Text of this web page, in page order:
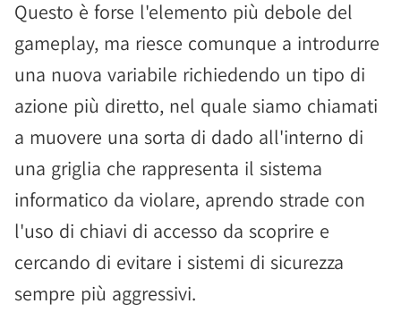
Questo è forse l'elemento più debole del
gameplay, ma riesce comunque a introdurre
una nuova variabile richiedendo un tipo di
azione più diretto, nel quale siamo chiamati
a muovere una sorta di dado all'interno di
una griglia che rappresenta il sistema
informatico da violare, aprendo strade con
l'uso di chiavi di accesso da scoprire e
cercando di evitare i sistemi di sicurezza
sempre più aggressivi.